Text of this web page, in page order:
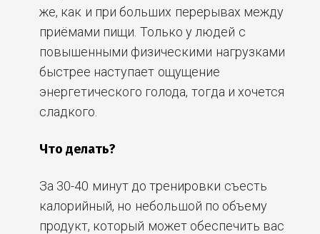
же, как и при больших перерывах между
приёмами пищи. Только у людей с
повышенными физическими нагрузками
быстрее наступает ощущение
энергетического голода, тогда и хочется
сладкого.
Что делать?
За 30-40 минут до тренировки съесть
калорийный, но небольшой по объему
продукт, который может обеспечить вас